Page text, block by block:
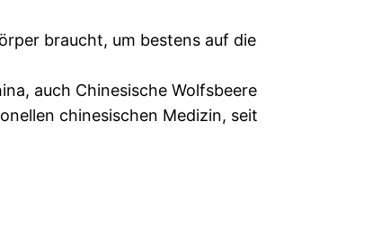
braucht, um bestens auf die
auch Chinesische Wolfsbeere
chinesischen Medizin, seit